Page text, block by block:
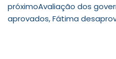
próximoAvaliação dos
aprovados, Fátima